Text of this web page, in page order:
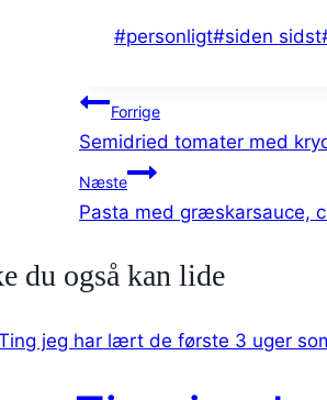
Indlæg-
#personligt#siden sidst
Indlægsnavigation
Forrige
Semidried tomater med
Næste
Pasta med græskarsauce,
du også kan lide